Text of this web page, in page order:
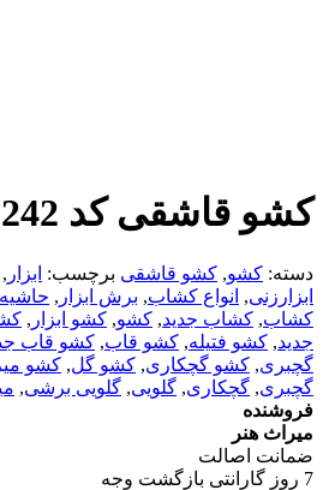
کشو قاشقی کد 242
دسته: کشو, کشو قاشقی برچسب: ابزار ,
ابزارزنی, انواع کشاب, برش ابزار , حاشیه
کشاب, کشاب جدید, کشو, کشو ابزار ,
جدید, کشو فتیله, کشو قاب, کشو قاب
گچبری, کشو گچکاری, کشو گل, کشو
گچبری, گچکاری, گلویی, گلویی برشی,
فروشنده
میراث هنر
ضمانت اصالت
7 روز گارانتی بازگشت وجه